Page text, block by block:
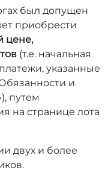
был допущен
приобрести
цене,
(т.е. начальная
указанные
и
путем
на странице лота
двух и более